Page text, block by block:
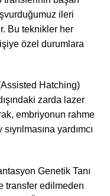
ileri
Bu teknikler her
özel durumlara
Hatching)
zarda lazer
embriyonun rahme
yardımcı
Genetik Tanı
transfer edilmeden